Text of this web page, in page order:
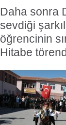
Daha sonra
sevdiği
öğrencinin
Hitabe